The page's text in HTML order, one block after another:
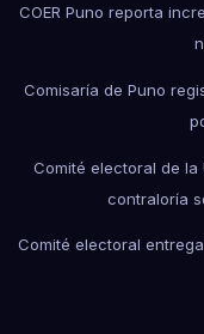
COER Puno reporta
Comisaría de Puno
Comité electoral de la
contraloría
Comité electoral